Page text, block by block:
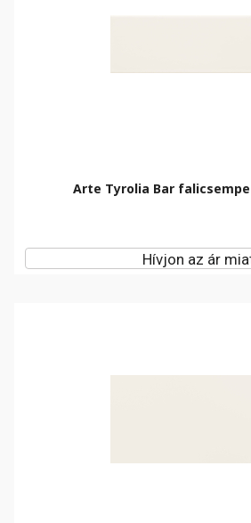
Arte Tyrolia Bar falicsempe
Hívjon az ár